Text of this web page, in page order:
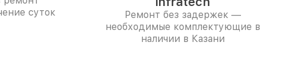
суток
Ремонт без задержек —
необходимые комплектующие в
наличии в Казани